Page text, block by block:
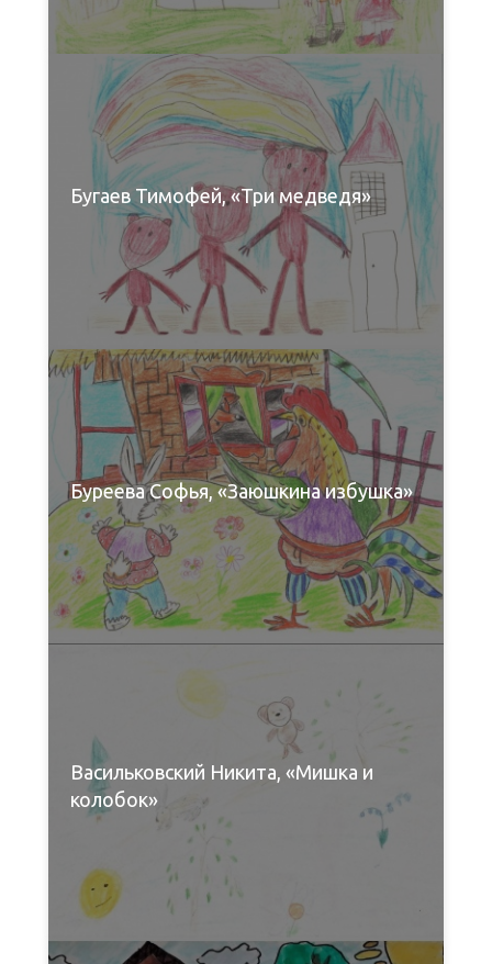
Бугаев Тимофей, «Три медведя»
Буреева Софья, «Заюшкина избушка»
Васильковский Никита, «Мишка и
колобок»